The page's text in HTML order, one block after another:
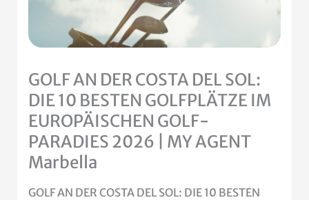
GOLF AN DER COSTA DEL SOL:
DIE 10 BESTEN GOLFPLÄTZE IM
EUROPÄISCHEN GOLF-
PARADIES 2026 | MY AGENT
Marbella
GOLF AN DER COSTA DEL SOL: DIE 10 BESTEN